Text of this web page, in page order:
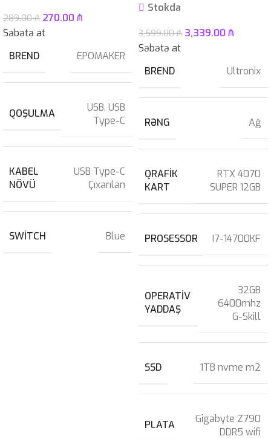
289.00₼ 270.00 ₼
Səbətə at
BREND
EPOMAKER
QOŞULMA USB, USB
Type-C
KABEL
NÖVÜ
USB Type-C
Çıxarılan
SWITCH Blue
Stokda
3,599.00₼ 3,339.00 ₼
Səbətə at
BREND
Ultronix
RƏNG Ağ
QRAFIK
KART
RTX 4070
SUPER 12GB
PROSESSOR I7-14700KF
OPERATIV
YADDAŞ
32GB
6400mhz
G-Skill
SSD 1TB nvme m2
PLATA
Gigabyte Z790
DDR5 wifi